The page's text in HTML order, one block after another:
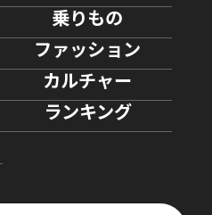
乗りもの
ファッション
カルチャー
ランキング